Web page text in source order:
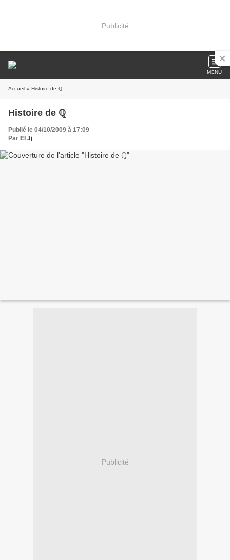
Publicité
MENU
Accueil » Histoire de ℚ
Histoire de ℚ
Publié le 04/10/2009 à 17:09
Par El Jj
Publicité